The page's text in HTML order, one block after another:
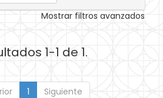
Mostrar filtros avanzados
1-1 de 1.
1 Siguiente